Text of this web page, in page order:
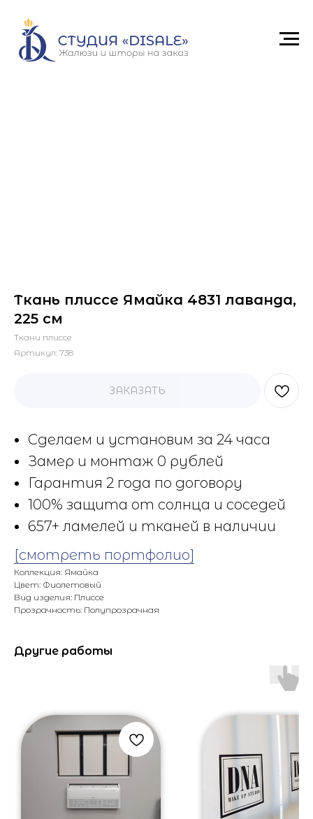
Ткань плиссе Ямайка 4831 лаванда,
225 см
Ткани плиссе
Артикул: 738
ЗАКАЗАТЬ
Сделаем и установим за 24 часа
Замер и монтаж 0 рублей
Гарантия 2 года по договору
100% защита от солнца и соседей
657+ ламелей и тканей в наличии
[смотреть портфолио]
Коллекция: Ямайка
Цвет: Фиолетовый
Вид изделия: Плиссе
Прозрачность: Полупрозрачная
Другие работы